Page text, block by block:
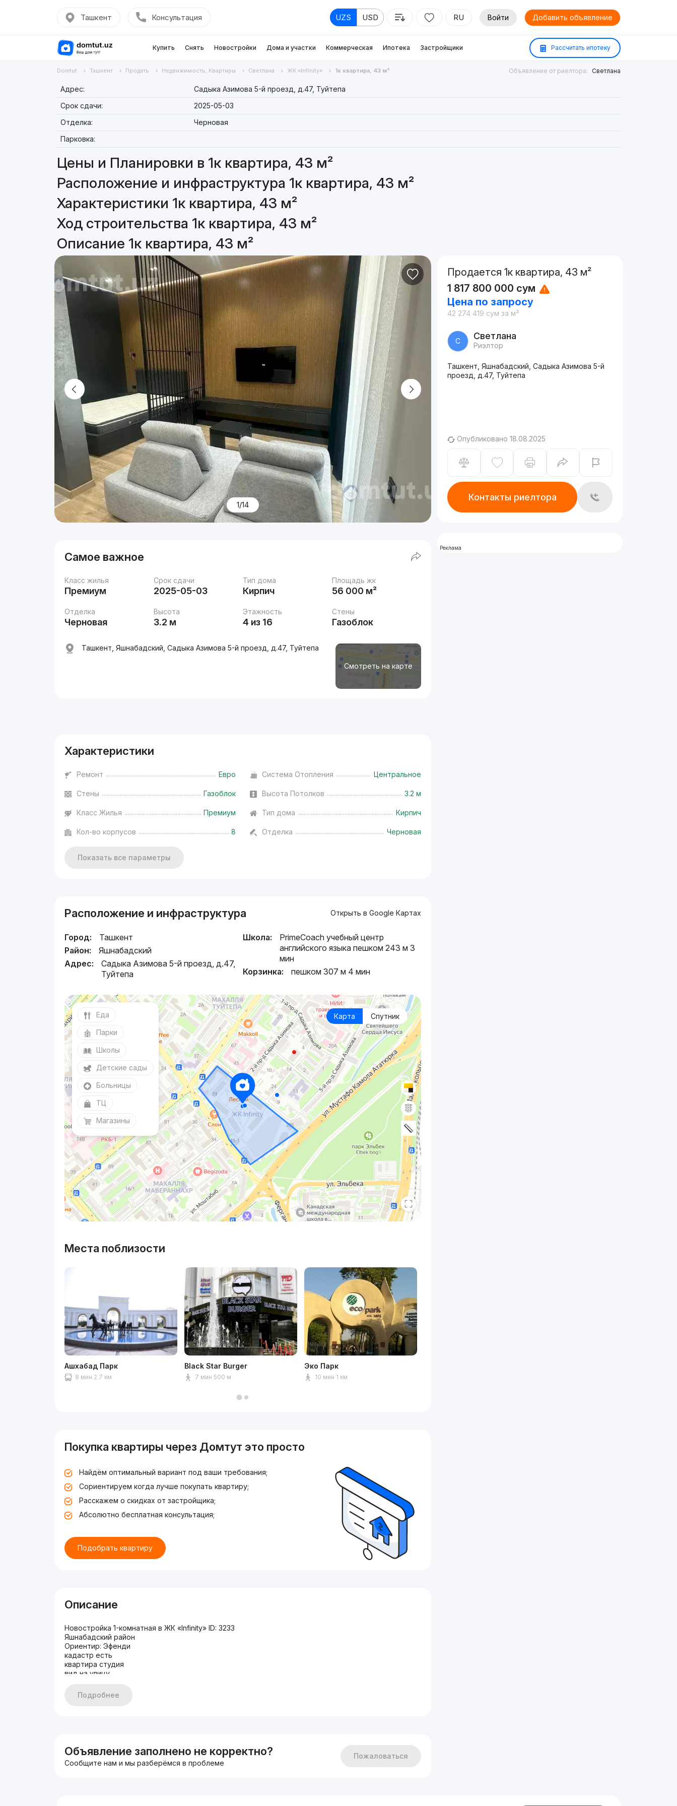
Ташкент Консультация UZS USD RU Войти Добавить объявление
Купить Снять Новостройки Дома и участки Коммерческая Ипотека Застройщики Рассчитать ипотеку
Domtut Ташкент Продать Недвижимость, Квартиры Светлана ЖК «Infinity» 1к квартира, 43 м² Объявление от риелтора: Светлана
Адрес:
Садыка Азимова 5-й проезд, д.47, Туйтепа
Срок сдачи:
2025-05-03
Отделка:
Черновая
Парковка:
Цены и Планировки в 1к квартира, 43 м²
Расположение и инфраструктура 1к квартира, 43 м²
Характеристики 1к квартира, 43 м²
Ход строительства 1к квартира, 43 м²
Описание 1к квартира, 43 м²
1/14
Самое важное
Класс жилья
Премиум
Срок сдачи
2025-05-03
Тип дома
Кирпич
Площадь жк
56 000 м²
Отделка
Черновая
Высота
3.2 м
Этажность
4 из 16
Стены
Газоблок
Смотреть на карте
Ташкент, Яшнабадский, Садыка Азимова 5-й проезд, д.47, Туйтепа
Характеристики
Ремонт Евро Система Отопления Центральное
Стены Газоблок Высота Потолков 3.2 м
Класс Жилья Премиум Тип дома Кирпич
Кол-во корпусов 8 Отделка Черновая
Показать все параметры
Расположение и инфраструктура Открыть в Google Картах
Город:
Ташкент
Район:
Яшнабадский
Адрес:
Садыка Азимова 5-й проезд, д.47,
Туйтепа
Школа:
PrimeCoach учебный центр
английского языка пешком 243 м 3
мин
Корзинка:
пешком 307 м 4 мин
Карта Спутник
Еда
Парки
Школы
Детские сады
Больницы
ТЦ
Магазины
Места поблизости
Ашхабад Парк
8 мин 2.7 км
Black Star Burger
7 мин 500 м
Эко Парк
10 мин 1 км
Покупка квартиры через Домтут это просто
Найдём оптимальный вариант под ваши требования;
Сориентируем когда лучше покупать квартиру;
Расскажем о скидках от застройщика;
Абсолютно бесплатная консультация;
Подобрать квартиру
Описание
Новостройка 1-комнатная в ЖК «Infinity» ID: 3233
Яшнабадский район
Ориентир: Эфенди
кадастр есть
квартира студия
вид на улицу
Этаж: 4
Этажность: 15
+998500991919
Светлана Син
#1к #новостройка
Подробнее
Объявление заполнено не корректно?
Сообщите нам и мы разберёмся в проблеме
Пожаловаться
Продается 1к квартира, 43 м²
1 817 800 000 сум
Цена по запросу
42 274 419 сум за м²
С Светлана
Риэлтор
Ташкент, Яшнабадский, Садыка Азимова 5-й
проезд, д.47, Туйтепа
Опубликовано 18.08.2025
Контакты риелтора
Реклама